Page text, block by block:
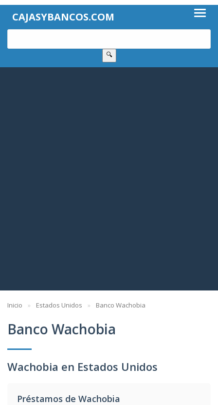
CAJASYBANCOS.COM
🔍
Inicio Estados Unidos Banco Wachobia
Banco Wachobia
Wachobia en Estados Unidos
Préstamos de Wachobia